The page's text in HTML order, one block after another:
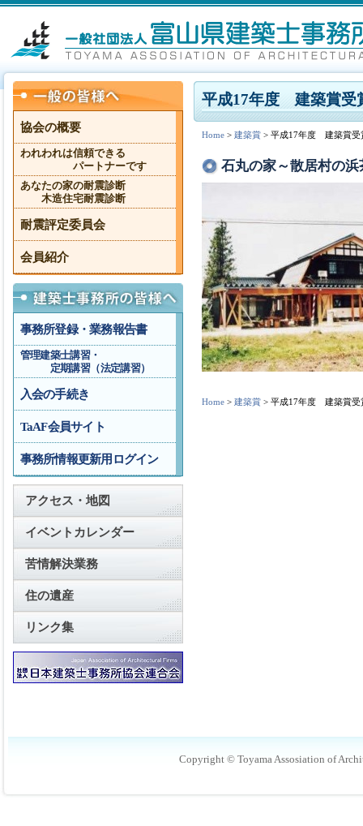
平成17年度 建築賞受
Home > 建築賞 > 平成17年度 建築賞受
石丸の家～散居村の浜
Home > 建築賞 > 平成17年度 建築賞受
協会の概要
われわれは信頼できる
パートナーです
あなたの家の耐震診断
木造住宅耐震診断
耐震評定委員会
会員紹介
事務所登録・業務報告書
管理建築士講習・
定期講習（法定講習）
入会の手続き
TaAF会員サイト
事務所情報更新用ログイン
アクセス・地図
イベントカレンダー
苦情解決業務
住の遺産
リンク集
Copyright © Toyama Assosiation of